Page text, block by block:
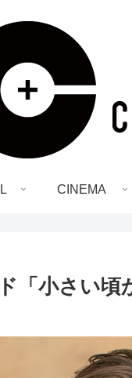
CINEMA
「小さい頃